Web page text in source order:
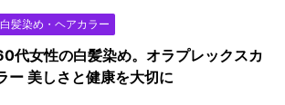
白髪染め・ヘアカラー
代女性の白髪染め。オラプレックスカ
ー 美しさと健康を大切に